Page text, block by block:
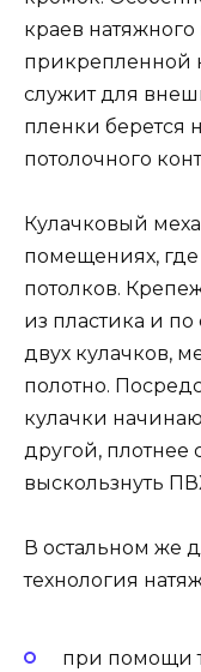
краев
прикрепленной к
служит для
пленки берется
потолочного
Кулачковый
помещениях,
потолков.
из пластика и
двух кулачков,
полотно.
кулачки
другой, плотнее
выскользнуть
В остальном же
технология
при помощи